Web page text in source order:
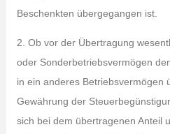
Beschenkten übergegangen ist.
2. Ob vor der Übertragung
oder Sonderbetriebsvermögen
in ein anderes Betriebsvermögen
Gewährung der
sich bei dem übertragenen Anteil